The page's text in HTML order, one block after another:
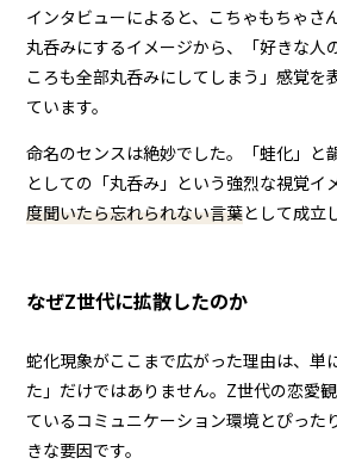
インタビューによると、こちゃもちゃさ
丸呑みにするイメージから、「好きな人
ころも全部丸呑みにしてしまう」感覚を
ています。
命名のセンスは絶妙でした。「蛙化」と
としての「丸呑み」という強烈な視覚イ
度聞いたら忘れられない言葉として成立
なぜZ世代に拡散したのか
蛇化現象がここまで広がった理由は、単
た」だけではありません。Z世代の恋愛
ているコミュニケーション環境とぴった
きな要因です。